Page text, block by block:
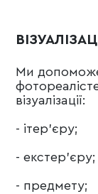
Ми
візуалізації:
- ітер'єру;
- екстер'єру;
- предмету;